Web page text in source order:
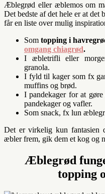
Æblegrød eller æblemos om
Det bedste af det hele er at det
får en liste over mulig
Som topping i
omgang chiagrød.
I æbletrifli eller
granola.
I fyld til kager som fx
muffins og brød.
I pandekager for at
pandekager og vafler.
Som snack, fx lun
Det er virkelig kun fantasien
æbler frem, gik dem et kog og
Æblegrød
topping